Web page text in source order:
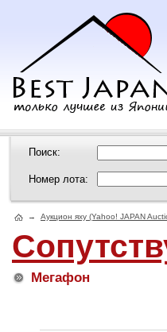
Поиск:
Номер лота:
→ Аукцион яху (Yahoo! JAPAN
Мегафон